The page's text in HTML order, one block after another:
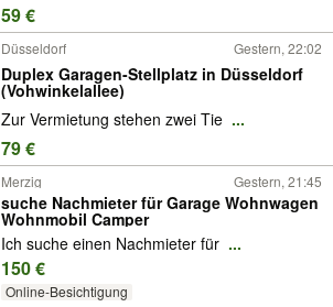
59 €
Düsseldorf Gestern, 22:02
Duplex Garagen-Stellplatz in Düsseldorf
(Vohwinkelallee)
Zur Vermietung stehen zwei Tie ...
79 €
Merzig Gestern, 21:45
suche Nachmieter für Garage Wohnwagen
Wohnmobil Camper
Ich suche einen Nachmieter für ...
150 €
Online-Besichtigung